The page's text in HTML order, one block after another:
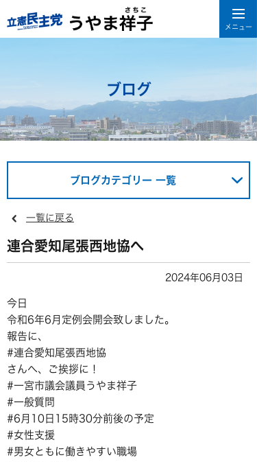
ブログ
ブログカテゴリー 一覧
一覧に戻る
連合愛知尾張西地協へ
2024年06月03日
今日
令和6年6月定例会開会致しました。
報告に、
#連合愛知尾張西地協
さんへ、ご挨拶に！
#一宮市議会議員うやま祥子
#一般質問
#6月10日15時30分前後の予定
#女性支援
#男女ともに働きやすい職場